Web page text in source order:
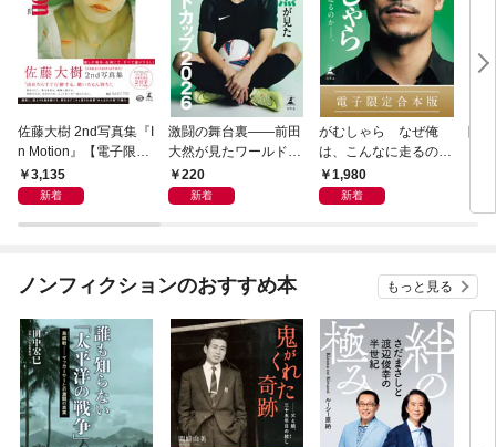
佐藤大樹 2nd写真集『I
n Motion』【電子限定
動画特典付き】
3,135
新着
激闘の舞台裏――前田
大然が見たワールドカ
ップ2026
220
新着
がむしゃら なぜ俺
は、こんなに走るのか
——。【電子限定合本
版】
1,980
新着
ノンフィクションのおすすめ本 もっと見る